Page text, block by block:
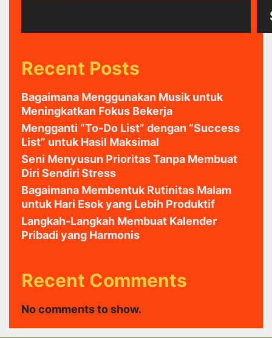
Recent Posts
Bagaimana Menggunakan Musik untuk
Meningkatkan Fokus Bekerja
Mengganti “To-Do List” dengan “Success
List” untuk Hasil Maksimal
Seni Menyusun Prioritas Tanpa Membuat
Diri Sendiri Stress
Bagaimana Membentuk Rutinitas Malam
untuk Hari Esok yang Lebih Produktif
Langkah-Langkah Membuat Kalender
Pribadi yang Harmonis
Recent Comments
No comments to show.